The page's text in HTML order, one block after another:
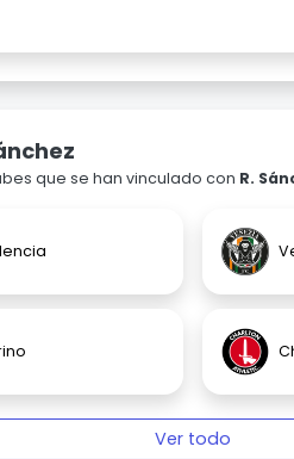
que se han vinculado con R.
Ver todo